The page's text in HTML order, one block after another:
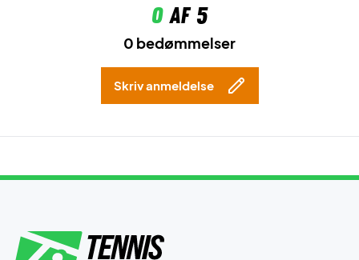
0af 5
0 bedømmelser
Skriv anmeldelse